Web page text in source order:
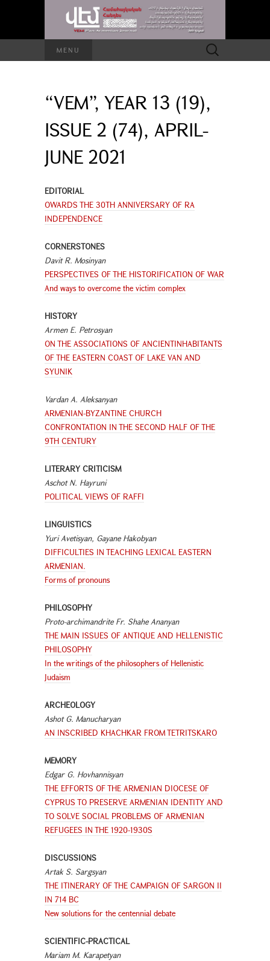
MENU
Search
for:
“VEM”, YEAR 13 (19),
ISSUE 2 (74), APRIL-
JUNE 2021
EDITORIAL
OWARDS THE 30TH ANNIVERSARY OF RA
INDEPENDENCE
CORNERSTONES
Davit R. Mosinyan
PERSPECTIVES OF THE HISTORIFICATION OF WAR
And ways to overcome the victim complex
HISTORY
Armen E. Petrosyan
ON THE ASSOCIATIONS OF ANCIENTINHABITANTS
OF THE EASTERN COAST OF LAKE VAN AND
SYUNIK
Vardan A. Aleksanyan
ARMENIAN-BYZANTINE CHURCH
CONFRONTATION IN THE SECOND HALF OF THE
9TH CENTURY
LITERARY CRITICISM
Aschot N. Hayruni
POLITICAL VIEWS OF RAFFI
LINGUISTICS
Yuri Avetisyan, Gayane Hakobyan
DIFFICULTIES IN TEACHING LEXICAL EASTERN
ARMENIAN.
Forms of pronouns
PHILOSOPHY
Proto-archimandrite Fr. Shahe Ananyan
THE MAIN ISSUES OF ANTIQUE AND HELLENISTIC
PHILOSOPHY
In the writings of the philosophers of Hellenistic
Judaism
ARCHEOLOGY
Ashot G. Manucharyan
AN INSCRIBED KHACHKAR FROM TETRITSKARO
MEMORY
Edgar G. Hovhannisyan
THE EFFORTS OF THE ARMENIAN DIOCESE OF
CYPRUS TO PRESERVE ARMENIAN IDENTITY AND
TO SOLVE SOCIAL PROBLEMS OF ARMENIAN
REFUGEES IN THE 1920-1930S
DISCUSSIONS
Artak S. Sargsyan
THE ITINERARY OF THE CAMPAIGN OF SARGON II
IN 714 BC
New solutions for the centennial debate
SCIENTIFIC-PRACTICAL
Mariam M. Karapetyan